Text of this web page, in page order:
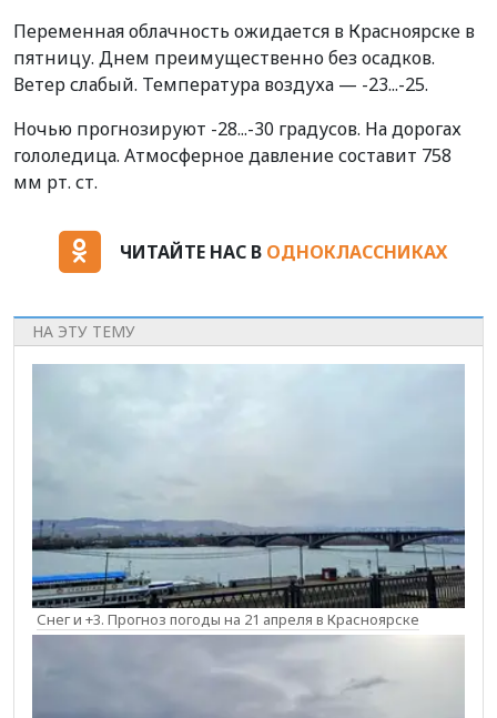
Переменная облачность ожидается в Красноярске в
пятницу. Днем преимущественно без осадков.
Ветер слабый. Температура воздуха — -23...-25.
Ночью прогнозируют -28...-30 градусов. На дорогах
гололедица. Атмосферное давление составит 758
мм рт. ст.
ЧИТАЙТЕ НАС В ОДНОКЛАССНИКАХ
НА ЭТУ ТЕМУ
Снег и +3. Прогноз погоды на 21 апреля в Красноярске